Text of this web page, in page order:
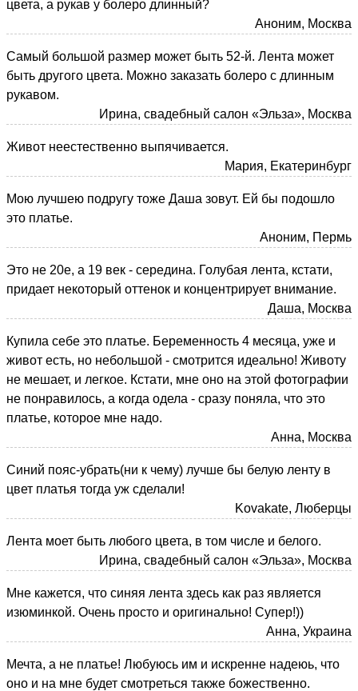
цвета, а рукав у болеро длинный?
Аноним, Москва
Самый большой размер может быть 52-й. Лента может
быть другого цвета. Можно заказать болеро с длинным
рукавом.
Ирина, свадебный салон «Эльза», Москва
Живот неестественно выпячивается.
Мария, Екатеринбург
Мою лучшею подругу тоже Даша зовут. Ей бы подошло
это платье.
Аноним, Пермь
Это не 20е, а 19 век - середина. Голубая лента, кстати,
придает некоторый оттенок и концентрирует внимание.
Даша, Москва
Купила себе это платье. Беременность 4 месяца, уже и
живот есть, но небольшой - смотрится идеально! Животу
не мешает, и легкое. Кстати, мне оно на этой фотографии
не понравилось, а когда одела - сразу поняла, что это
платье, которое мне надо.
Анна, Москва
Синий пояс-убрать(ни к чему) лучше бы белую ленту в
цвет платья тогда уж сделали!
Kovakate, Люберцы
Лента моет быть любого цвета, в том числе и белого.
Ирина, свадебный салон «Эльза», Москва
Мне кажется, что синяя лента здесь как раз является
изюминкой. Очень просто и оригинально! Супер!))
Анна, Украина
Мечта, а не платье! Любуюсь им и искренне надеюь, что
оно и на мне будет смотреться также божественно.